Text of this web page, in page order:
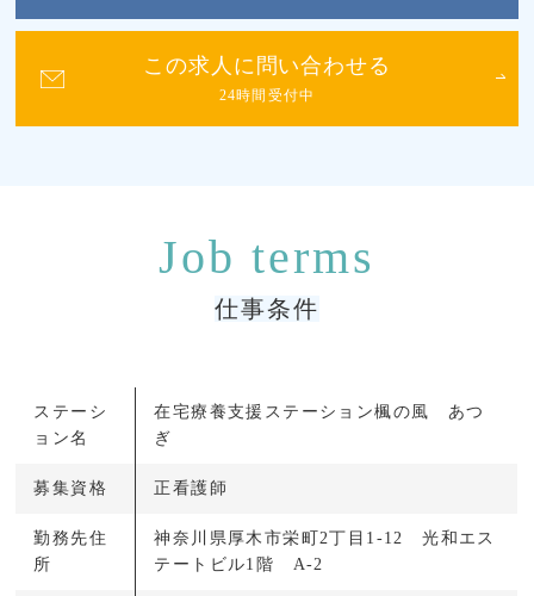
この求人に問い合わせる
24時間受付中
仕事条件
ステーシ
ョン名
在宅療養支援ステーション楓の風 あつ
ぎ
募集資格 正看護師
勤務先住
所
神奈川県厚木市栄町2丁目1-12 光和エス
テートビル1階 A-2